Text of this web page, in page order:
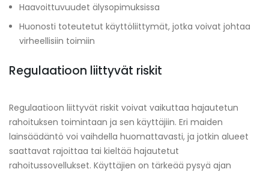
Haavoittuvuudet älysopimuksissa
Huonosti toteutetut käyttöliittymät, jotka voivat johtaa
virheellisiin toimiin
Regulaatioon liittyvät riskit
Regulaatioon liittyvät riskit voivat vaikuttaa hajautetun
rahoituksen toimintaan ja sen käyttäjiin. Eri maiden
lainsäädäntö voi vaihdella huomattavasti, ja jotkin alueet
saattavat rajoittaa tai kieltää hajautetut
rahoitussovellukset. Käyttäjien on tärkeää pysyä ajan